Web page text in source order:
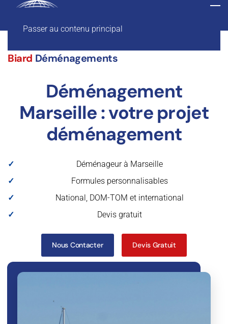
Passer au contenu principal
Biard Déménagements
Déménagement
Marseille : votre projet
déménagement
Déménageur à Marseille
Formules personnalisables
National, DOM-TOM et international
Devis gratuit
Nous Contacter Devis Gratuit